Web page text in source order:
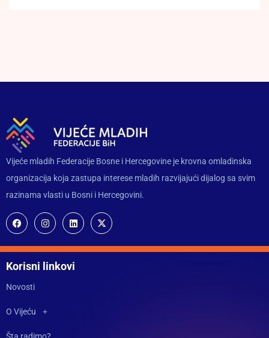
Vijeće mladih Federacije Bosne i Hercegovine je krovna omladinska
organizacija koja zastupa interese mladih razvijajući dijalog sa svim
razinama vlasti u Bosni i Hercegovini.
Korisni linkovi
Novosti
O Vijeću